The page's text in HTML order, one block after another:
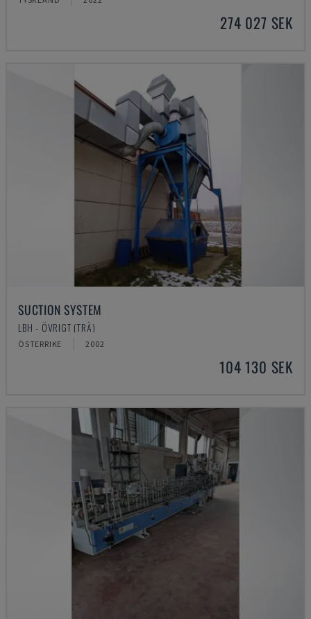
274 027 SEK
SUCTION SYSTEM
LBH - ÖVRIGT (TRÄ)
ÖSTERRIKE 2002
104 130 SEK